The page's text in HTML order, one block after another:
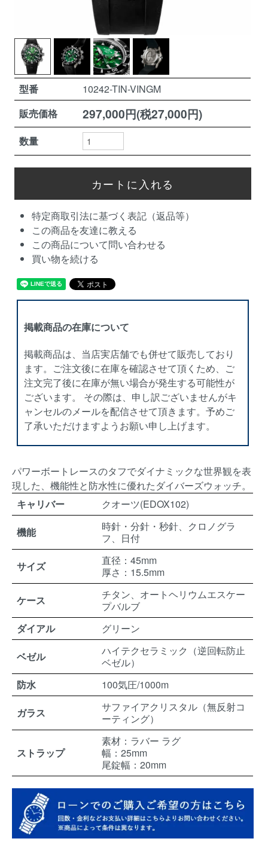
型番
10242-TIN-VINGM
販売価格
297,000円(税27,000円)
数量
特定商取引法に基づく表記（返品等）
この商品を友達に教える
この商品について問い合わせる
買い物を続ける
掲載商品の在庫について
掲載商品は、当店実店舗でも併せて販売しており
ます。ご注文後に在庫を確認させて頂くため、ご
注文完了後に在庫が無い場合が発生する可能性が
ございます。 その際は、申し訳ございませんがキ
ャンセルのメールを配信させて頂きます。予めご
了承いただけますようお願い申し上げます。
パワーボートレースのタフでダイナミックな世界観を表
現した、機能性と防水性に優れたダイバーズウォッチ。
キャリバー
クオーツ(EDOX102)
機能
時針・分針・秒針、クロノグラ
フ、日付
サイズ
直径：45mm
厚さ：15.5mm
ケース
チタン、オートヘリウムエスケー
プバルブ
ダイアル
グリーン
ベゼル
ハイテクセラミック（逆回転防止
ベゼル）
防水
100気圧/1000m
ガラス
サファイアクリスタル（無反射コ
ーティング）
ストラップ
素材：ラバー ラグ
幅：25mm
尾錠幅：20mm